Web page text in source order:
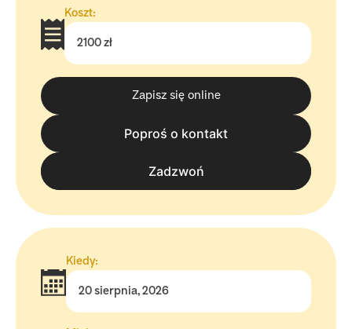
Koszt:
2100 zł
Zapisz się online
Poproś o kontakt
Zadzwoń
tel. 570 570 050
Kiedy:
20 sierpnia, 2026